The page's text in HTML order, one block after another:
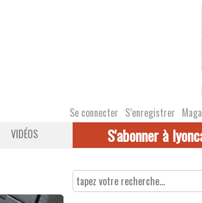
Se connecter S’enregistrer
VIDÉOS S'abonner à